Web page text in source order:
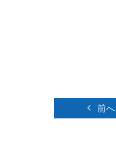
前へ